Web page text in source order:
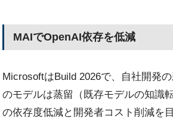
MAIでOpenAI依存を低減
MicrosoftはBuild 2026で、自社開発
のモデルは蒸留（既存モデルの知識
の依存度低減と開発者コスト削減を